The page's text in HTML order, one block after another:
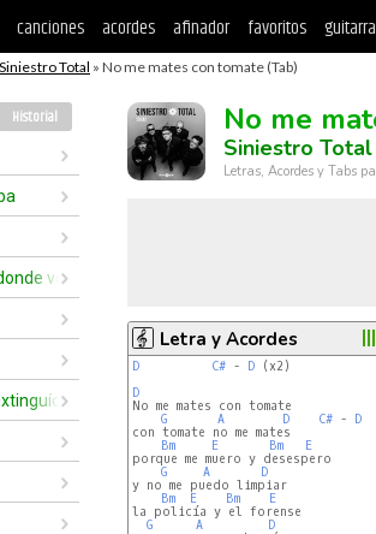
canciones acordes afinador favoritos guitarra
Siniestro Total » No me mates con tomate (Tab)
Historial
venimos? A donde vamos?
No me
Siniestro Total
Letras, Acordes y Tabs
Letra y Acordes
D C# - D (x2)
D
G A D C# - D
con tomate no me mates
Bm
E Bm
E
porque me muero y desespero
G
A
D
y no me puedo limpiar
Bm
E Bm
E
la policía y el forense
G
A
D